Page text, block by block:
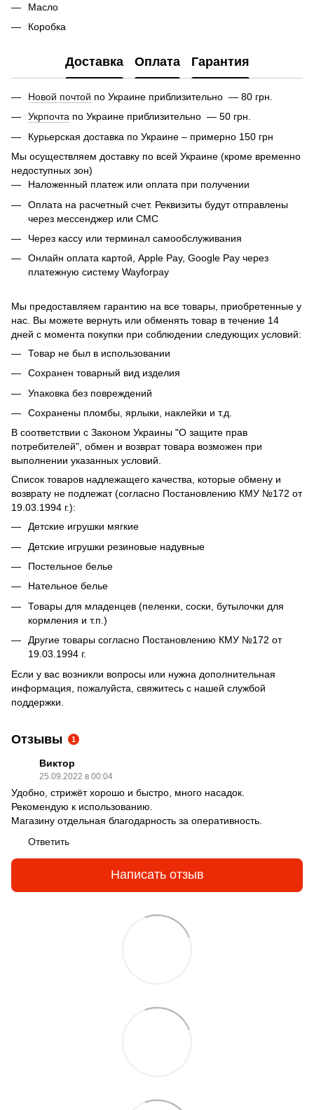
Масло
Коробка
Доставка Оплата Гарантия
Новой почтой по Украине приблизительно — 80 грн.
Укрпочта по Украине приблизительно — 50 грн.
Курьерская доставка по Украине – примерно 150 грн
Мы осуществляем доставку по всей Украине (кроме временно
недоступных зон)
Наложенный платеж или оплата при получении
Оплата на расчетный счет. Реквизиты будут отправлены
через мессенджер или СМС
Через кассу или терминал самообслуживания
Онлайн оплата картой, Apple Pay, Google Pay через
платежную систему Wayforpay
Мы предоставляем гарантию на все товары, приобретенные у
нас. Вы можете вернуть или обменять товар в течение 14
дней с момента покупки при соблюдении следующих условий:
Товар не был в использовании
Сохранен товарный вид изделия
Упаковка без повреждений
Сохранены пломбы, ярлыки, наклейки и т.д.
В соответствии с Законом Украины "О защите прав
потребителей", обмен и возврат товара возможен при
выполнении указанных условий.
Список товаров надлежащего качества, которые обмену и
возврату не подлежат (согласно Постановлению КМУ №172 от
19.03.1994 г.):
Детские игрушки мягкие
Детские игрушки резиновые надувные
Постельное белье
Нательное белье
Товары для младенцев (пеленки, соски, бутылочки для
кормления и т.п.)
Другие товары согласно Постановлению КМУ №172 от
19.03.1994 г.
Если у вас возникли вопросы или нужна дополнительная
информация, пожалуйста, свяжитесь с нашей службой
поддержки.
Отзывы 1
Виктор
25.09.2022 в 00:04
Удобно, стрижёт хорошо и быстро, много насадок.
Рекомендую к использованию.
Магазину отдельная благодарность за оперативность.
Ответить
Написать отзыв